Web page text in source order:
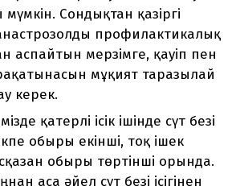
Сондықтан қазіргі
профилактикалық
аспайтын мерзімге, қауіп пен
мұқият таразылай
керек.
қатерлі ісік ішінде сүт безі
обыры екінші, тоқ ішек
обыры төртінші орында.
аса әйел сүт безі ісігінен